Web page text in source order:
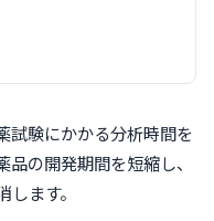
試験にかかる分析時間を
の開発期間を短縮し、
ます。